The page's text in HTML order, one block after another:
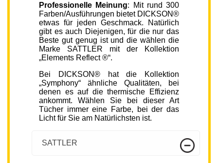
Professionelle Meinung: Mit rund 300
Farben/Ausführungen bietet DICKSON®
etwas für jeden Geschmack. Natürlich
gibt es auch Diejenigen, für die nur das
Beste gut genug ist und die wählen die
Marke SATTLER mit der Kollektion
„Elements Reflect ®“.
Bei DICKSON® hat die Kollektion
„Symphony“ ähnliche Qualitäten, bei
denen es auf die thermische Effizienz
ankommt. Wählen Sie bei dieser Art
Tücher immer eine Farbe, bei der das
Licht für Sie am Natürlichsten ist.
SATTLER